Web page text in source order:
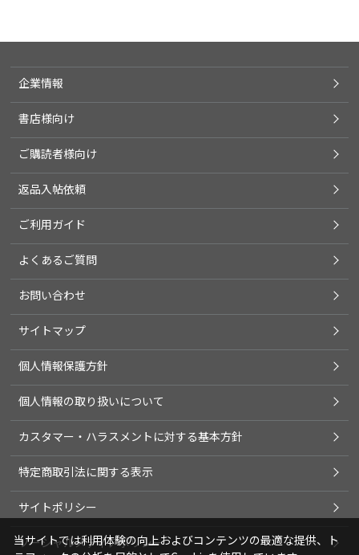
企業情報
書店様向け
ご購読者様向け
返品入帖依頼
ご利用ガイド
よくあるご質問
お問い合わせ
サイトマップ
個人情報保護方針
個人情報の取り扱いについて
カスタマー・ハラスメントに対する基本方針
特定商取引法に関する表示
サイトポリシー
ソーシャルメディアポリシー
当サイトでは利用体験の向上およびコンテンツの最適な提供、ト